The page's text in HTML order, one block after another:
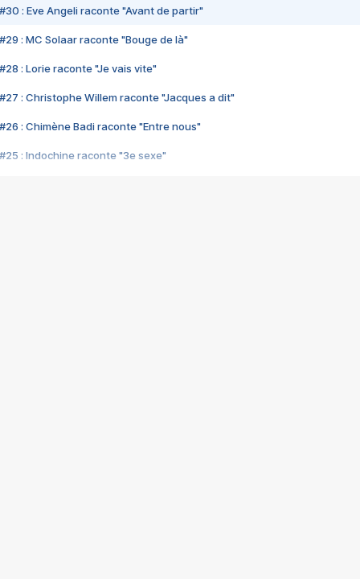
#30 : Eve Angeli raconte "Avant de partir"
#29 : MC Solaar raconte "Bouge de là"
#28 : Lorie raconte "Je vais vite"
#27 : Christophe Willem raconte "Jacques a dit"
#26 : Chimène Badi raconte "Entre nous"
#25 : Indochine raconte "3e sexe"